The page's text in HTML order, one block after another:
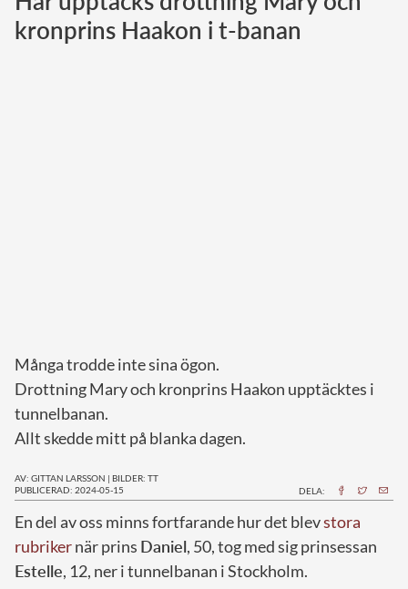
Norska kungahuset
kronprins Haakon i t-banan
Många trodde inte sina ögon.
Drottning Mary och kronprins Haakon upptäcktes i
tunnelbanan.
Allt skedde mitt på blanka dagen.
AV: GITTAN LARSSON | BILDER: TT
PUBLICERAD: 2024-05-15
DELA:
En del av oss minns fortfarande hur det blevstora
rubrikernär prins Daniel, 50, tog med sig prinsessan
Estelle, 12, ner i tunnelbanan i Stockholm.